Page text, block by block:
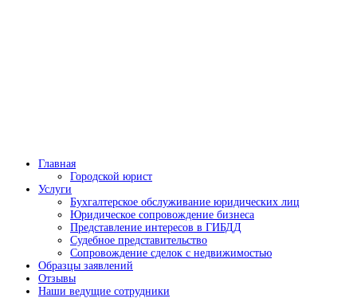
Главная
Городской юрист
Услуги
Бухгалтерское обслуживание юридических лиц
Юридическое сопровождение бизнеса
Представление интересов в ГИБДД
Судебное представительство
Сопровождение сделок с недвижимостью
Образцы заявлений
Отзывы
Наши ведущие сотрудники